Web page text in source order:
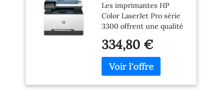
Multifunction A4,
Recto/Verso
Automatique
Couleur, 25 ppm,
USB, Wi-FI, Fax,
Copie, ADF, Smart,
Bleue
Les imprimantes HP
Color LaserJet Pro série
3300 offrent une qualité
grâce aux toners de
dernière génération,
obtenez des détails nets
et des couleurs
éclatantes pour les
334,80 €